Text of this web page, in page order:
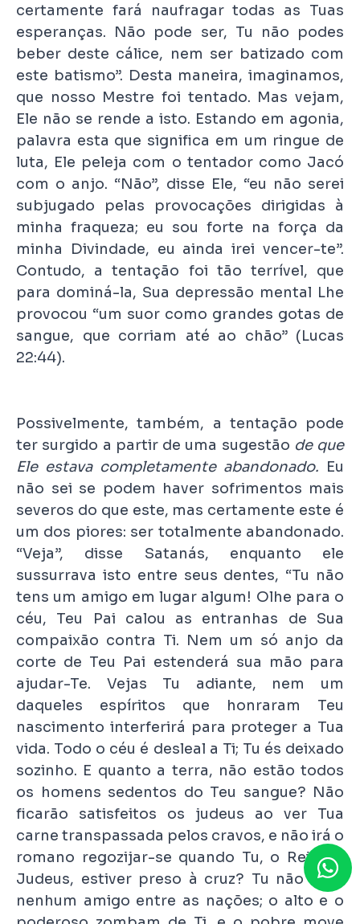
certamente fará naufragar todas as Tuas
esperanças. Não pode ser, Tu não podes
beber deste cálice, nem ser batizado com
este batismo”. Desta maneira, imaginamos,
que nosso Mestre foi tentado. Mas vejam,
Ele não se rende a isto. Estando em agonia,
palavra esta que significa em um ringue de
luta, Ele peleja com o tentador como Jacó
com o anjo. “Não”, disse Ele, “eu não serei
subjugado pelas provocações dirigidas à
minha fraqueza; eu sou forte na força da
minha Divindade, eu ainda irei vencer-te”.
Contudo, a tentação foi tão terrível, que
para dominá-la, Sua depressão mental Lhe
provocou “um suor como grandes gotas de
sangue, que corriam até ao chão” (Lucas
22:44).
Possivelmente, também, a tentação pode
ter surgido a partir de uma sugestão de que
Ele estava completamente abandonado. Eu
não sei se podem haver sofrimentos mais
severos do que este, mas certamente este é
um dos piores: ser totalmente abandonado.
“Veja”, disse Satanás, enquanto ele
sussurrava isto entre seus dentes, “Tu não
tens um amigo em lugar algum! Olhe para o
céu, Teu Pai calou as entranhas de Sua
compaixão contra Ti. Nem um só anjo da
corte de Teu Pai estenderá sua mão para
ajudar-Te. Vejas Tu adiante, nem um
daqueles espíritos que honraram Teu
nascimento interferirá para proteger a Tua
vida. Todo o céu é desleal a Ti; Tu és deixado
sozinho. E quanto a terra, não estão todos
os homens sedentos do Teu sangue? Não
ficarão satisfeitos os judeus ao ver Tua
carne transpassada pelos cravos, e não irá o
romano regozijar-se quando Tu, o Rei dos
Judeus, estiver preso à cruz? Tu não tens
nenhum amigo entre as nações; o alto e o